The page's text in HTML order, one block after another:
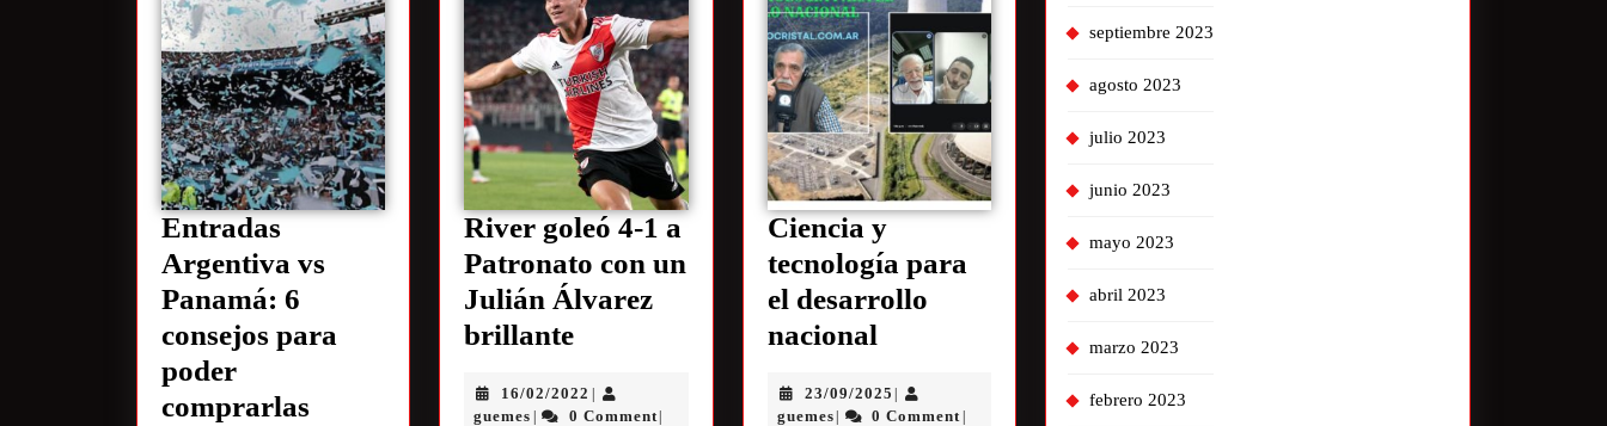
Entradas
Argentiva vs
Panamá: 6
consejos para
poder
comprarlas
River goleó 4-1 a
Patronato con un
Julián Álvarez
brillante
16/02/2022
guemes 0 Comment
Ciencia y
tecnología para
el desarrollo
nacional
23/09/2025
guemes 0 Comment
septiembre 2023
agosto 2023
julio 2023
junio 2023
mayo 2023
abril 2023
marzo 2023
febrero 2023